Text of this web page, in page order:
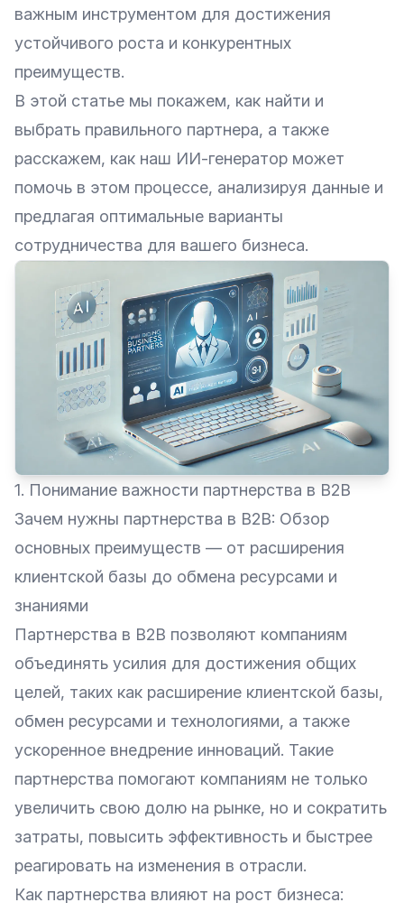
важным инструментом для достижения
устойчивого роста и конкурентных
преимуществ.
В этой статье мы покажем, как найти и
выбрать правильного партнера, а также
расскажем, как наш ИИ-генератор может
помочь в этом процессе, анализируя данные и
предлагая оптимальные варианты
сотрудничества для вашего бизнеса.
1. Понимание важности партнерства в B2B
Зачем нужны партнерства в B2B: Обзор
основных преимуществ — от расширения
клиентской базы до обмена ресурсами и
знаниями
Партнерства в B2B позволяют компаниям
объединять усилия для достижения общих
целей, таких как расширение клиентской базы,
обмен ресурсами и технологиями, а также
ускоренное внедрение инноваций. Такие
партнерства помогают компаниям не только
увеличить свою долю на рынке, но и сократить
затраты, повысить эффективность и быстрее
реагировать на изменения в отрасли.
Как партнерства влияют на рост бизнеса: